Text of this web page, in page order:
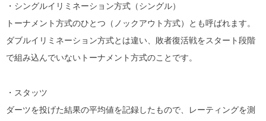
・シングルイリミネーション方式（シングル）
トーナメント方式のひとつ（ノックアウト方式）とも呼ばれます。
ダブルイリミネーション方式とは違い、敗者復活戦をスタート段階
で組み込んでいないトーナメント方式のことです。
・スタッツ
ダーツを投げた結果の平均値を記録したもので、レーティングを測